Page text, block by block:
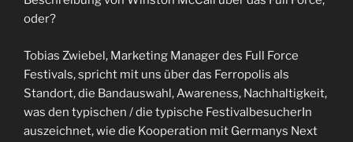
oder?
Tobias Zwiebel, Marketing Manager des Full Force
Festivals, spricht mit uns über das Ferropolis als
Standort, die Bandauswahl, Awareness, Nachhaltigkeit,
was den typischen / die typische FestivalbesucherIn
auszeichnet, wie die Kooperation mit Germanys Next